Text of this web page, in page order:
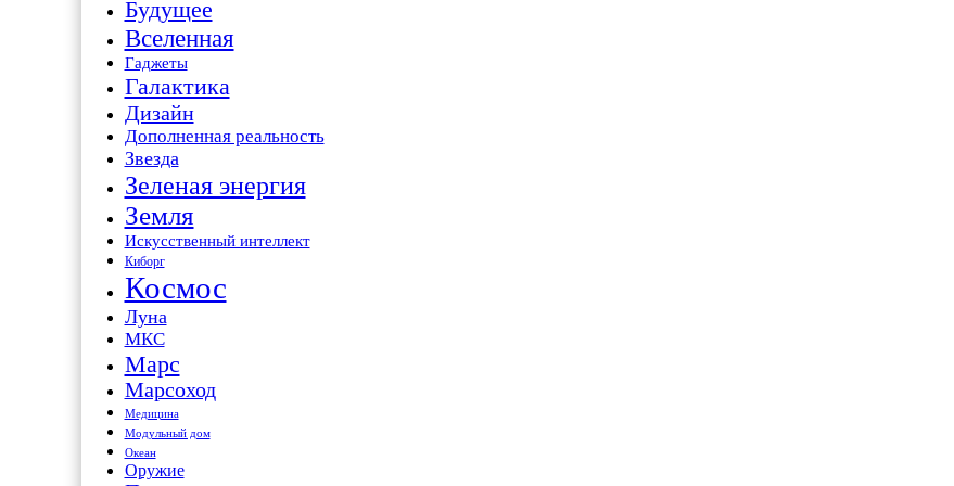
Будущее
Вселенная
Гаджеты
Галактика
Дизайн
Дополненная реальность
Звезда
Зеленая энергия
Земля
Искусственный интеллект
Киборг
Космос
Луна
МКС
Марс
Марсоход
Медицина
Модульный дом
Океан
Оружие